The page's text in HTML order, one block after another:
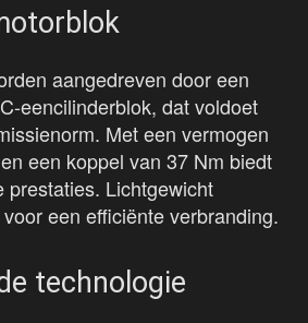
aangedreven door een
eencilinderblok, dat voldoet
Met een vermogen
een koppel van 37 Nm biedt
prestaties. Lichtgewicht
een efficiënte verbranding.
technologie